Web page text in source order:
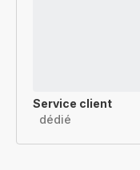
Service client
dédié